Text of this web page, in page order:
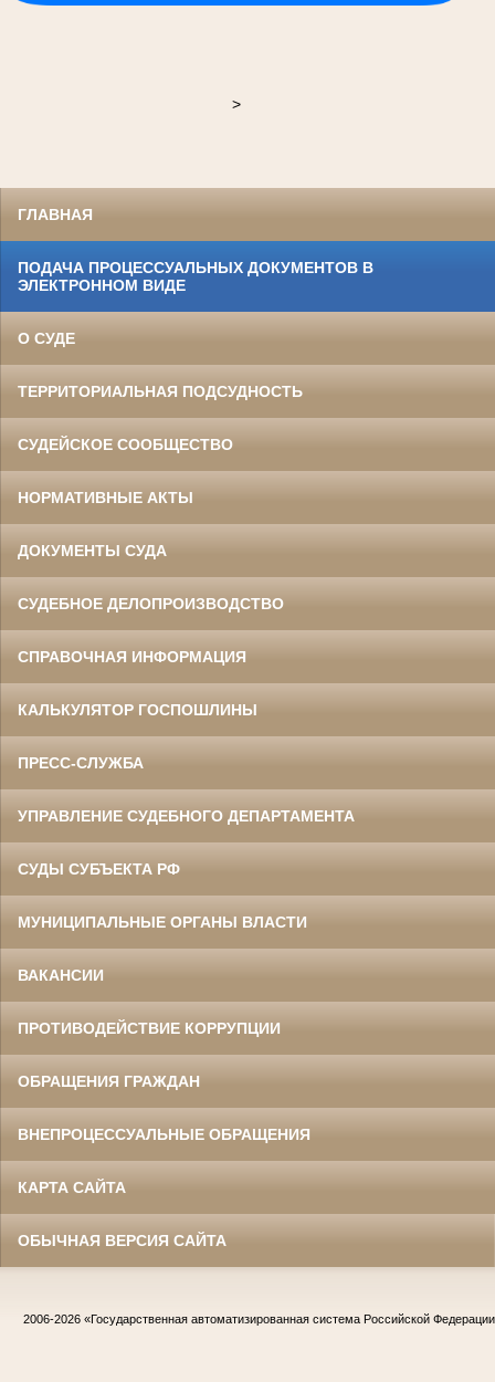
>
ГЛАВНАЯ
ПОДАЧА ПРОЦЕССУАЛЬНЫХ ДОКУМЕНТОВ В
ЭЛЕКТРОННОМ ВИДЕ
О СУДЕ
ТЕРРИТОРИАЛЬНАЯ ПОДСУДНОСТЬ
СУДЕЙСКОЕ СООБЩЕСТВО
НОРМАТИВНЫЕ АКТЫ
ДОКУМЕНТЫ СУДА
СУДЕБНОЕ ДЕЛОПРОИЗВОДСТВО
СПРАВОЧНАЯ ИНФОРМАЦИЯ
КАЛЬКУЛЯТОР ГОСПОШЛИНЫ
ПРЕСС-СЛУЖБА
УПРАВЛЕНИЕ СУДЕБНОГО ДЕПАРТАМЕНТА
СУДЫ СУБЪЕКТА РФ
МУНИЦИПАЛЬНЫЕ ОРГАНЫ ВЛАСТИ
ВАКАНСИИ
ПРОТИВОДЕЙСТВИЕ КОРРУПЦИИ
ОБРАЩЕНИЯ ГРАЖДАН
ВНЕПРОЦЕССУАЛЬНЫЕ ОБРАЩЕНИЯ
КАРТА САЙТА
ОБЫЧНАЯ ВЕРСИЯ САЙТА
2006-2026 «Государственная автоматизированная система Российской